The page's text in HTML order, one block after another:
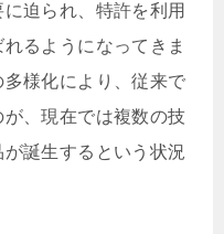
迫られ、特許を利用
るようになってきま
様化により、従来で
、現在では複数の技
誕生するという状況